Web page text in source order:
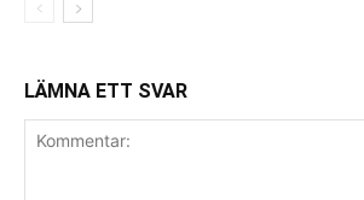
LÄMNA ETT SVAR